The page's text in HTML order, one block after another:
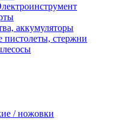
аккумуляторы
пистолеты, стержни
/ ножовки